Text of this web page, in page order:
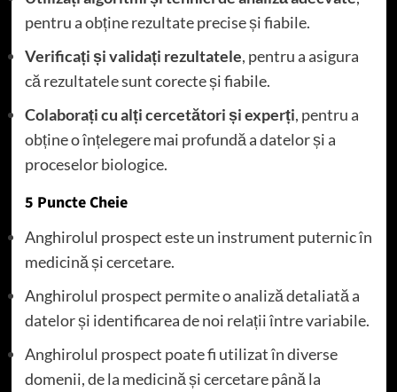
pentru a obține rezultate precise și fiabile.
Verificați și validați rezultatele, pentru a asigura
că rezultatele sunt corecte și fiabile.
Colaborați cu alți cercetători și experți, pentru a
obține o înțelegere mai profundă a datelor și a
proceselor biologice.
5 Puncte Cheie
Anghirolul prospect este un instrument puternic în
medicină și cercetare.
Anghirolul prospect permite o analiză detaliată a
datelor și identificarea de noi relații între variabile.
Anghirolul prospect poate fi utilizat în diverse
domenii, de la medicină și cercetare până la